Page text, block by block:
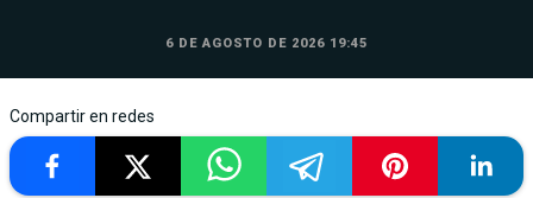
6 DE AGOSTO DE 2026 19:45
Compartir en redes